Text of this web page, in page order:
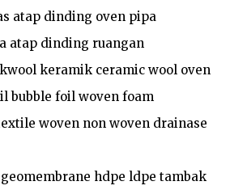
atap dinding oven pipa
atap dinding ruangan
keramik ceramic wool oven
bubble foil woven foam
woven non woven drainase
hdpe ldpe tambak